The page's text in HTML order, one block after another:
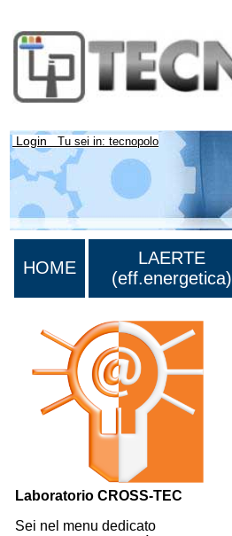
Login Tu sei in: tecnopolo
HOME
LAERTE
(eff.energetica)
Laboratorio CROSS-TEC
Sei nel menu dedicato